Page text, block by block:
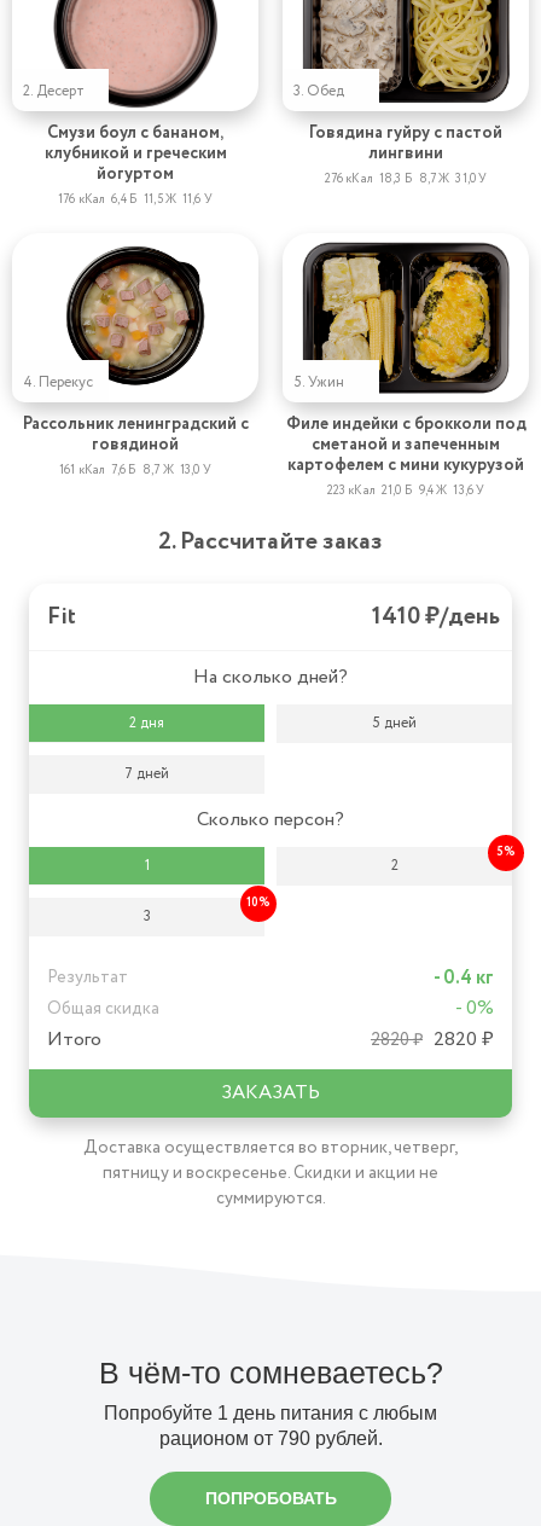
В чём-то сомневаетесь?
Попробуйте 1 день питания с любым
рационом от 790 рублей.
ПОПРОБОВАТЬ